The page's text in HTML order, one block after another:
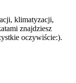
klimatyzacji,
znajdziesz
oczywiście:).